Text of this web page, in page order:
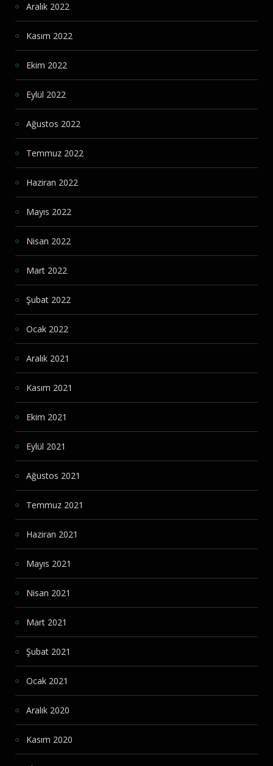
Aralık 2022
Kasım 2022
Ekim 2022
Eylül 2022
Ağustos 2022
Temmuz 2022
Haziran 2022
Mayıs 2022
Nisan 2022
Mart 2022
Şubat 2022
Ocak 2022
Aralık 2021
Kasım 2021
Ekim 2021
Eylül 2021
Ağustos 2021
Temmuz 2021
Haziran 2021
Mayıs 2021
Nisan 2021
Mart 2021
Şubat 2021
Ocak 2021
Aralık 2020
Kasım 2020